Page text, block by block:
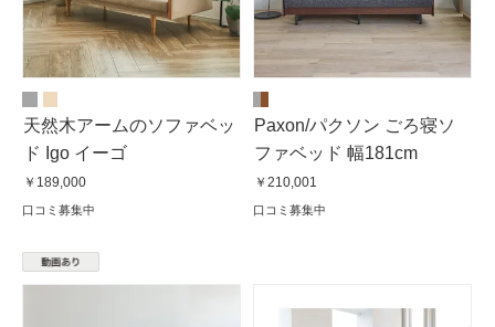
天然木アームのソファベッ
ド Igo イーゴ
￥189,000
口コミ募集中
Paxon/パクソン ごろ寝ソ
ファベッド 幅181cm
￥210,001
口コミ募集中